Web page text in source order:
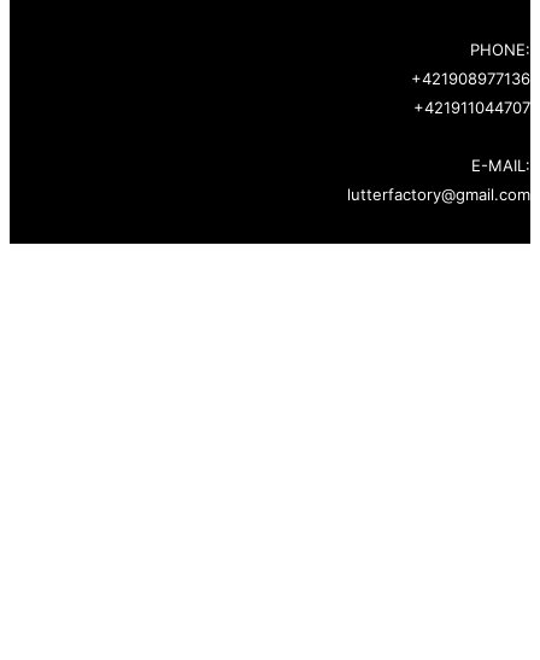
PHONE:
+421908977136
+421911044707
E-MAIL:
lutterfactory@gmail.com